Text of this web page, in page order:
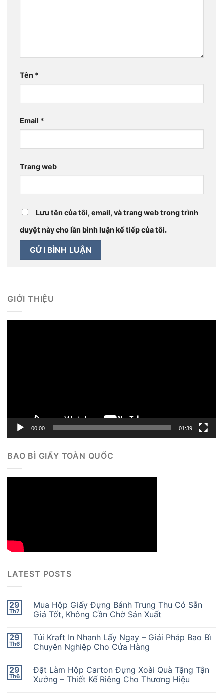
Tên *
Email *
Trang web
Lưu tên của tôi, email, và trang web trong trình
duyệt này cho lần bình luận kế tiếp của tôi.
GIỚI THIỆU
00:00 01:39
BAO BÌ GIẤY TOÀN QUỐC
LATEST POSTS
29
Th7
Mua Hộp Giấy Đựng Bánh Trung Thu Có Sẵn
Giá Tốt, Không Cần Chờ Sản Xuất
29
Th6
Túi Kraft In Nhanh Lấy Ngay – Giải Pháp Bao Bì
Chuyên Nghiệp Cho Cửa Hàng
29
Th6
Đặt Làm Hộp Carton Đựng Xoài Quà Tặng Tận
Xưởng – Thiết Kế Riêng Cho Thương Hiệu